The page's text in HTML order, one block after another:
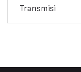
Transmisi